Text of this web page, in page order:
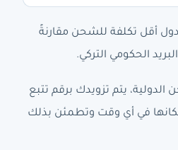
أقل تكلفة للشحن مقارنةً
يتم تزويدك برقم تتبع
في أي وقت وتطمئن بذلك